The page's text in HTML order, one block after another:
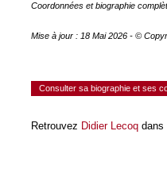
Coordonnées et biographie
Mise à jour : 18 Mai 2026 - ©
Consulter sa biographie et ses
Retrouvez Didier Lecoq dans